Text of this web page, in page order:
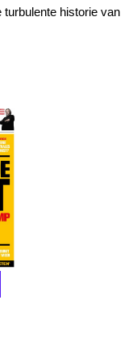
historie van